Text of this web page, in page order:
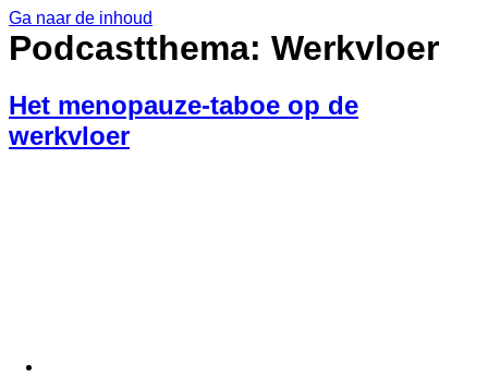
Ga naar de inhoud
Podcastthema: Werkvloer
Het menopauze-taboe op de
werkvloer